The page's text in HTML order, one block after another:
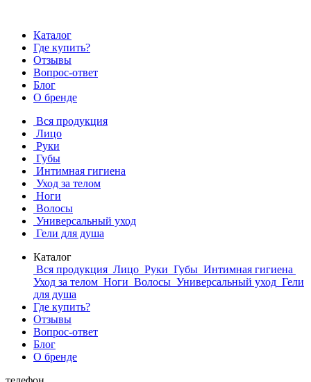
Каталог
Где купить?
Отзывы
Вопрос-ответ
Блог
О бренде
Вся продукция
Лицо
Руки
Губы
Интимная гигиена
Уход за телом
Ноги
Волосы
Универсальный уход
Гели для душа
Каталог
Вся продукция Лицо Руки Губы Интимная гигиена
Уход за телом Ноги Волосы Универсальный уход Гели
для душа
Где купить?
Отзывы
Вопрос-ответ
Блог
О бренде